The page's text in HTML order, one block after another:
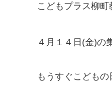
こどもプラス柳
４月１４日(金)の
もうすぐこども